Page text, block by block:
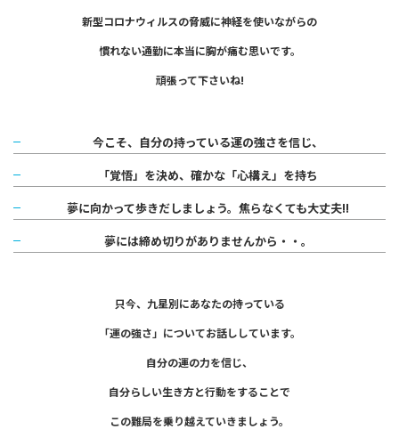
新型コロナウィルスの脅威に神経を使いながらの
慣れない通勤に本当に胸が痛む思いです。
頑張って下さいね!
今こそ、自分の持っている運の強さを信じ、
「覚悟」を決め、確かな「心構え」を持ち
夢に向かって歩きだしましょう。焦らなくても大丈夫!!
夢には締め切りがありませんから・・。
只今、九星別にあなたの持っている
「運の強さ」についてお話ししています。
自分の運の力を信じ、
自分らしい生き方と行動をすることで
この難局を乗り越えていきましょう。